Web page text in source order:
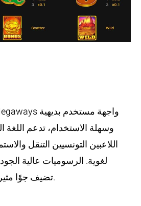
وسهلة الاستخدام، تدعم
اللاعبين التونسيين التنقل
لغوية. الرسوميات عالية
تضيف جوًا مثيرا للحماس أثناء اللعب.